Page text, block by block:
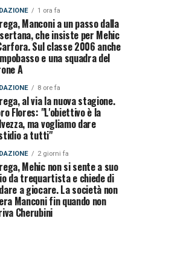
1 ora fa
Manconi a un passo dalla
che insiste per Mehic
Sul classe 2006 anche
e una squadra del
A
8 ore fa
al via la nuova stagione.
Flores: "L'obiettivo è la
ma vogliamo dare
a tutti"
2 giorni fa
Mehic non si sente a suo
da trequartista e chiede di
a giocare. La società non
Manconi fin quando non
Cherubini